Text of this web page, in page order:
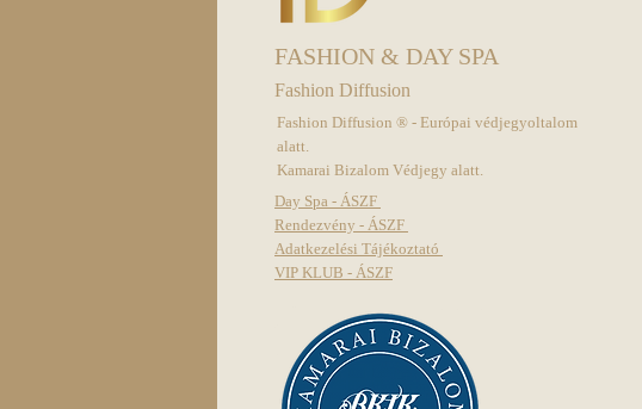
FASHION & DAY SPA
Fashion Diffusion
Fashion Diffusion ® - Európai védjegyoltalom
alatt.
Kamarai Bizalom Védjegy alatt.
Day Spa - ÁSZF
Rendezvény - ÁSZF
Adatkezelési Tájékoztató
VIP KLUB - ÁSZF